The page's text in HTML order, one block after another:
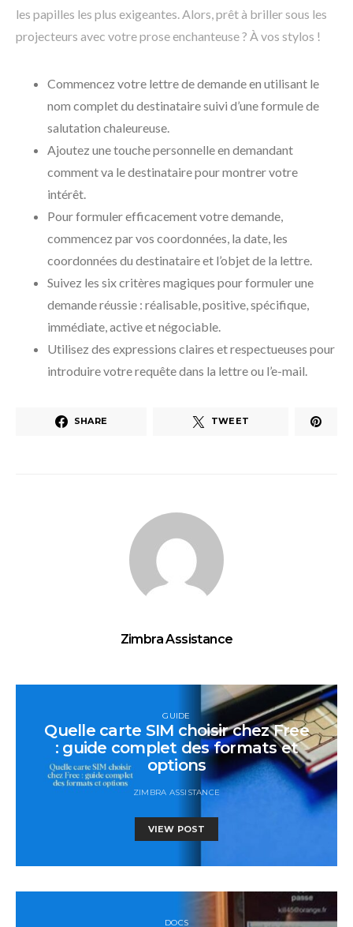
les papilles les plus exigeantes. Alors, prêt à briller sous les
projecteurs avec votre prose enchanteuse ? À vos stylos !
Commencez votre lettre de demande en utilisant le
nom complet du destinataire suivi d’une formule de
salutation chaleureuse.
Ajoutez une touche personnelle en demandant
comment va le destinataire pour montrer votre
intérêt.
Pour formuler efficacement votre demande,
commencez par vos coordonnées, la date, les
coordonnées du destinataire et l’objet de la lettre.
Suivez les six critères magiques pour formuler une
demande réussie : réalisable, positive, spécifique,
immédiate, active et négociable.
Utilisez des expressions claires et respectueuses pour
introduire votre requête dans la lettre ou l’e-mail.
SHARE TWEET
Zimbra Assistance
GUIDE
Quelle carte SIM choisir chez Free
: guide complet des formats et
options
ZIMBRA ASSISTANCE
VIEW POST
DOCS